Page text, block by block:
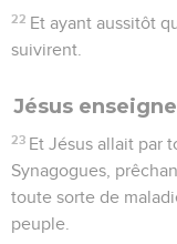
22 Et ayant aussitôt
suivirent.
Jésus
23 Et Jésus allait par
Synagogues,
toute sorte de
peuple.